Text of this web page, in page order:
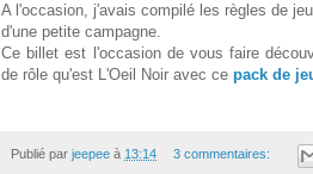
A l'occasion, j'avais compilé les règles de
d'une petite campagne.
Ce billet est l'occasion de vous faire
de rôle qu'est L'Oeil Noir avec ce pack de
Publié par jeepee à 13:14 3 commentaires: